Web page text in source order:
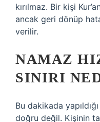
kırılmaz. Bir kişi
ancak geri dönüp
verilir.
NAMAZ
SINIRI
Bu dakikada
doğru değil. Kişinin